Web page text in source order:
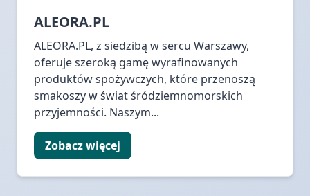
ALEORA.PL
ALEORA.PL, z siedzibą w sercu Warszawy,
oferuje szeroką gamę wyrafinowanych
produktów spożywczych, które przenoszą
smakoszy w świat śródziemnomorskich
przyjemności. Naszym...
Zobacz więcej